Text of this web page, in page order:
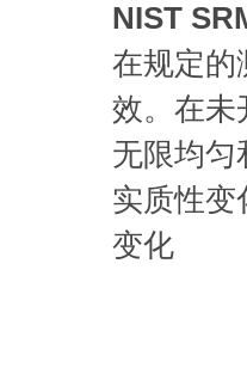
NIST
在规定的
效。在未
无限均匀
实质性变
变化